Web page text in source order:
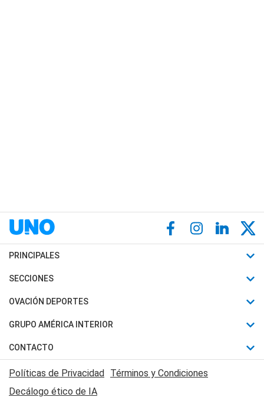
PRINCIPALES
Últimas Noticias
Política
Judiciales
Economia
SECCIONES
Horóscopo
Motores
Trucos caseros
Series y Películas
OVACIÓN DEPORTES
Fútbol
Mundial
Automovilismo
Rugby
GRUPO AMÉRICA INTERIOR
Canal 7 en Vivo
CONTACTO
Acerca de Nosotros
Contactanos
Políticas de Privacidad Términos y Condiciones
Decálogo ético de IA